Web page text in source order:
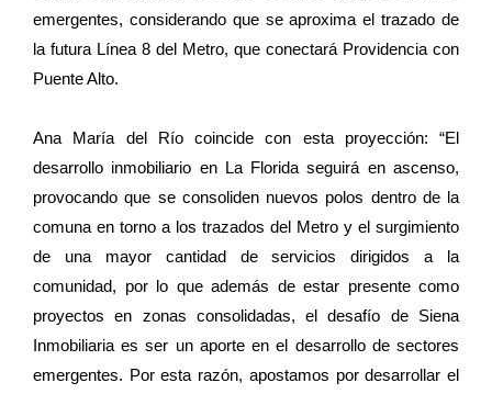
emergentes, considerando que se aproxima el trazado de
la futura Línea 8 del Metro, que conectará Providencia con
Puente Alto.
Ana María del Río coincide con esta proyección: “El
desarrollo inmobiliario en La Florida seguirá en ascenso,
provocando que se consoliden nuevos polos dentro de la
comuna en torno a los trazados del Metro y el surgimiento
de una mayor cantidad de servicios dirigidos a la
comunidad, por lo que además de estar presente como
proyectos en zonas consolidadas, el desafío de Siena
Inmobiliaria es ser un aporte en el desarrollo de sectores
emergentes. Por esta razón, apostamos por desarrollar el